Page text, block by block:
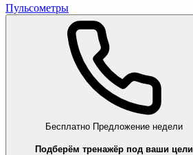
Пульсометры
Бесплатно Предложение недели
Подберём тренажёр под ваши цели